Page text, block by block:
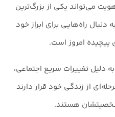
می‌تواند یکی از بزرگ‌ترین
راه‌هایی برای ابراز خود
پیچیده امروز است.
نسل Z به دلیل تغییرات سریع اجتماعی،
از زندگی خود قرار دارند
هستند.